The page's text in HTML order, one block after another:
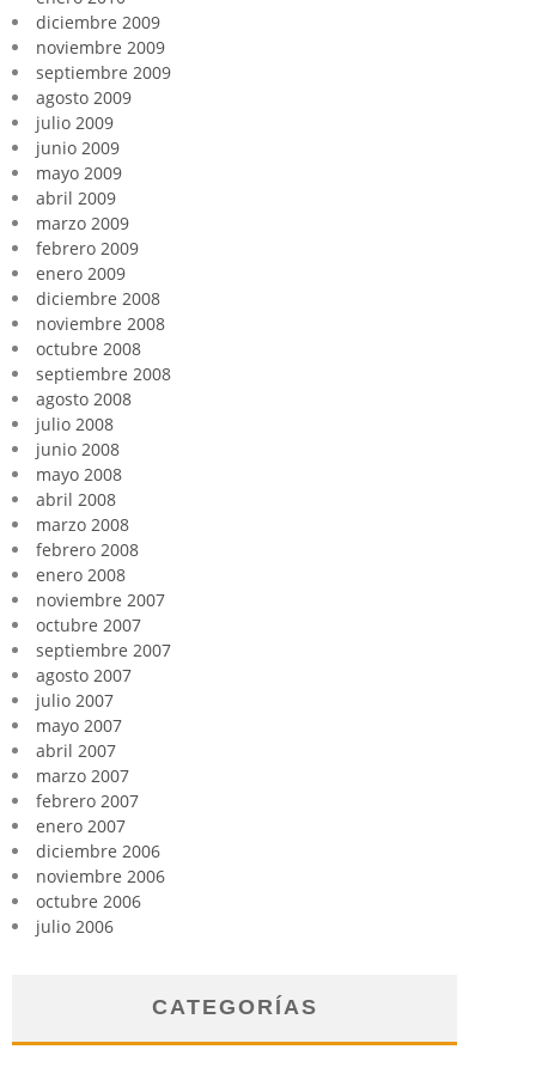
diciembre 2009
noviembre 2009
septiembre 2009
agosto 2009
julio 2009
junio 2009
mayo 2009
abril 2009
marzo 2009
febrero 2009
enero 2009
diciembre 2008
noviembre 2008
octubre 2008
septiembre 2008
agosto 2008
julio 2008
junio 2008
mayo 2008
abril 2008
marzo 2008
febrero 2008
enero 2008
noviembre 2007
octubre 2007
septiembre 2007
agosto 2007
julio 2007
mayo 2007
abril 2007
marzo 2007
febrero 2007
enero 2007
diciembre 2006
noviembre 2006
octubre 2006
julio 2006
CATEGORÍAS